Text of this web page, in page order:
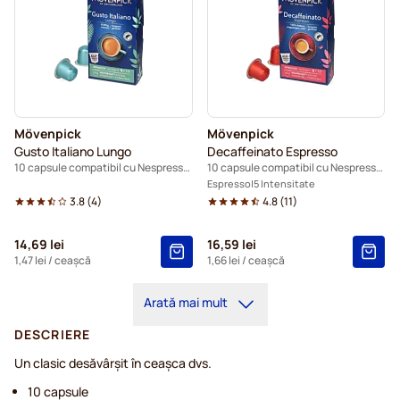
Mövenpick
Gusto Italiano Lungo
10 capsule compatibil cu Nespresso®
3.8(4)
14,69 lei
1,47 lei / ceașcă
Mövenpick
Decaffeinato Espresso
10 capsule compatibil cu Nespresso®
Espresso 5 Intensitate
4.8(11)
16,59 lei
1,66 lei / ceașcă
Arată mai mult
DESCRIERE
Un clasic desăvârșit în ceașca dvs.
10 capsule